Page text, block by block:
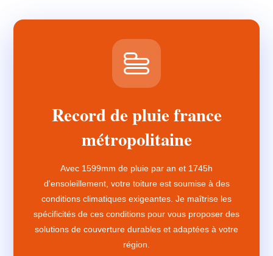
Record de pluie france
métropolitaine
Avec 1599mm de pluie par an et 1745h
d'ensoleillement, votre toiture est soumise à des
conditions climatiques exigeantes. Je maîtrise les
spécificités de ces conditions pour vous proposer des
solutions de couverture durables et adaptées à votre
région.